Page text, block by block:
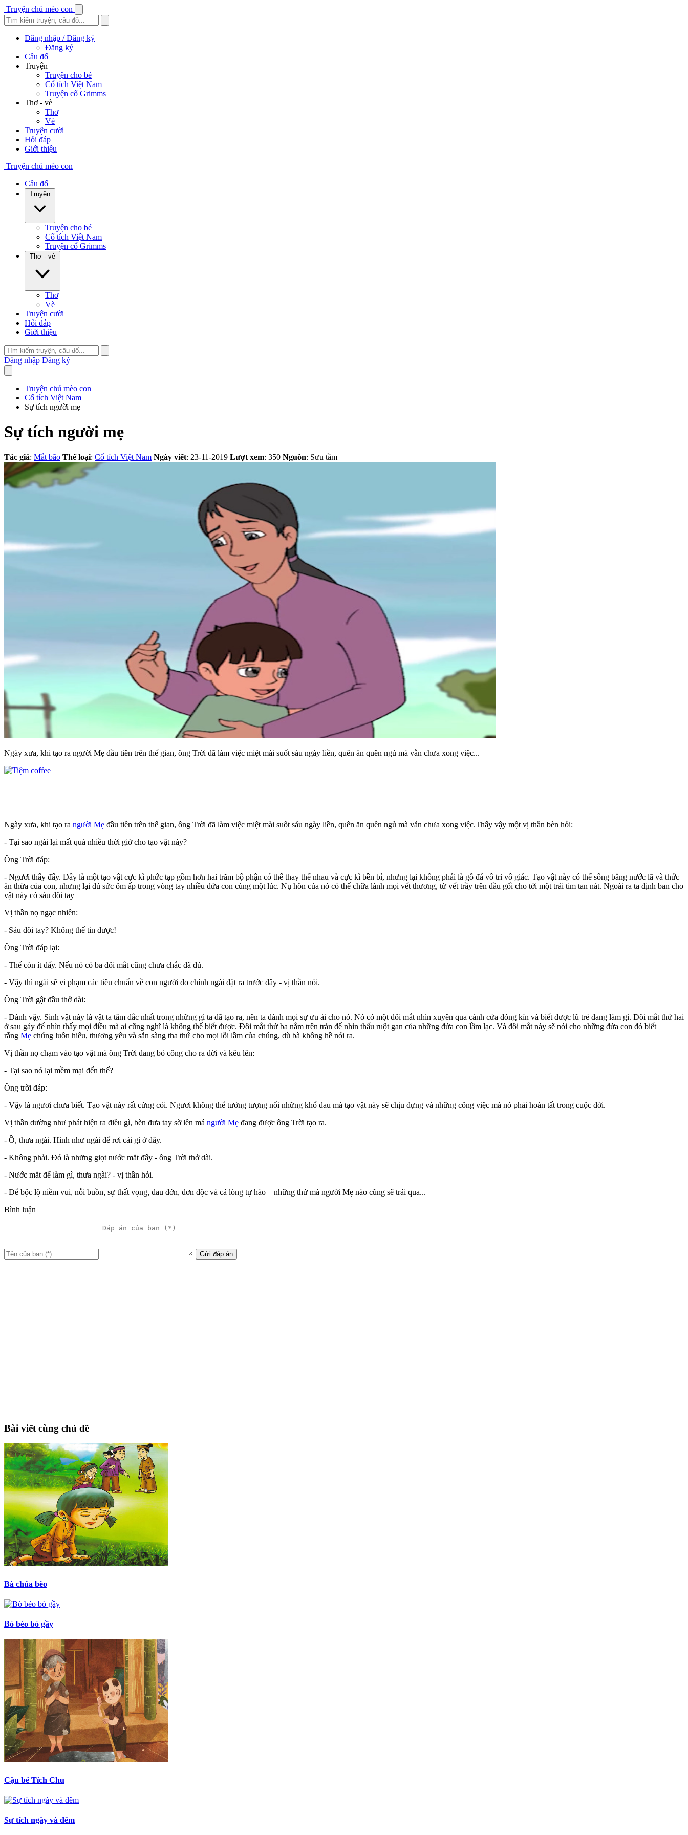
Truyện chú mèo con
Đăng nhập / Đăng ký
Đăng ký
Câu đố
Truyện
Truyện cho bé
Cổ tích Việt Nam
Truyện cổ Grimms
Thơ - vè
Thơ
Vè
Truyện cười
Hỏi đáp
Giới thiệu
Truyện chú mèo con
Câu đố
Truyện
Truyện cho bé
Cổ tích Việt Nam
Truyện cổ Grimms
Thơ - vè
Thơ
Vè
Truyện cười
Hỏi đáp
Giới thiệu
Đăng nhập Đăng ký
Truyện chú mèo con
Cổ tích Việt Nam
Sự tích người mẹ
Sự tích người mẹ
Tác giả: Mắt bão Thể loại: Cổ tích Việt Nam Ngày viết: 23-11-2019 Lượt xem: 350 Nguồn: Sưu tầm
Ngày xưa, khi tạo ra người Mẹ đầu tiên trên thế gian, ông Trời đã làm việc miệt mài suốt sáu ngày liền, quên ăn quên ngủ mà vẫn chưa xong việc...
Ngày xưa, khi tạo ra người Mẹ đầu tiên trên thế gian, ông Trời đã làm việc miệt mài suốt sáu ngày liền, quên ăn quên ngủ mà vẫn chưa xong việc.Thấy vậy một vị thần bèn hỏi:
- Tại sao ngài lại mất quá nhiều thời giờ cho tạo vật này?
Ông Trời đáp:
- Ngươi thấy đấy. Đây là một tạo vật cực kì phức tạp gồm hơn hai trăm bộ phận có thể thay thế nhau và cực kì bền bỉ, nhưng lại không phải là gỗ đá vô tri vô giác. Tạo vật này có thể sống bằng nước lã và thức
ăn thừa của con, nhưng lại đủ sức ôm ấp trong vòng tay nhiều đứa con cùng một lúc. Nụ hôn của nó có thể chữa lành mọi vết thương, từ vết trầy trên đầu gối cho tới một trái tim tan nát. Ngoài ra ta định ban cho
vật này có sáu đôi tay
Vị thần nọ ngạc nhiên:
- Sáu đôi tay? Không thể tin được!
Ông Trời đáp lại:
- Thế còn ít đấy. Nếu nó có ba đôi mắt cũng chưa chắc đã đủ.
- Vậy thì ngài sẽ vi phạm các tiêu chuẩn về con người do chính ngài đặt ra trước đây - vị thần nói.
Ông Trời gật đầu thở dài:
- Đành vậy. Sinh vật này là vật ta tâm đắc nhất trong những gì ta đã tạo ra, nên ta dành mọi sự ưu ái cho nó. Nó có một đôi mắt nhìn xuyên qua cánh cửa đóng kín và biết được lũ trẻ đang làm gì. Đôi mắt thứ hai
ở sau gáy để nhìn thấy mọi điều mà ai cũng nghĩ là không thể biết được. Đôi mắt thứ ba nằm trên trán để nhìn thấu ruột gan của những đứa con lầm lạc. Và đôi mắt này sẽ nói cho những đứa con đó biết
rằng Mẹ chúng luôn hiểu, thương yêu và sẵn sàng tha thứ cho mọi lỗi lầm của chúng, dù bà không hề nói ra.
Vị thần nọ chạm vào tạo vật mà ông Trời đang bỏ công cho ra đời và kêu lên:
- Tại sao nó lại mềm mại đến thế?
Ông trời đáp:
- Vậy là ngươi chưa biết. Tạo vật này rất cứng cỏi. Ngươi không thể tưởng tượng nổi những khổ đau mà tạo vật này sẽ chịu đựng và những công việc mà nó phải hoàn tất trong cuộc đời.
Vị thần dường như phát hiện ra điều gì, bèn đưa tay sờ lên má người Mẹ đang được ông Trời tạo ra.
- Ồ, thưa ngài. Hình như ngài để rơi cái gì ở đây.
- Không phải. Đó là những giọt nước mắt đấy - ông Trời thở dài.
- Nước mắt để làm gì, thưa ngài? - vị thần hỏi.
- Để bộc lộ niềm vui, nỗi buồn, sự thất vọng, đau đớn, đơn độc và cả lòng tự hào – những thứ mà người Mẹ nào cũng sẽ trải qua...
Bình luận
Gửi đáp án
Bài viết cùng chủ đề
Bà chúa bèo
Bò béo bò gầy
Cậu bé Tích Chu
Sự tích ngày và đêm